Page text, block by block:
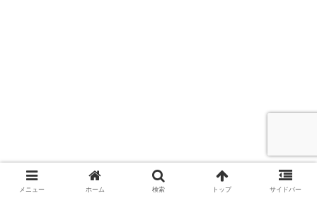
＼このページをシェアする／
メニュー ホーム 検索 トップ サイドバー